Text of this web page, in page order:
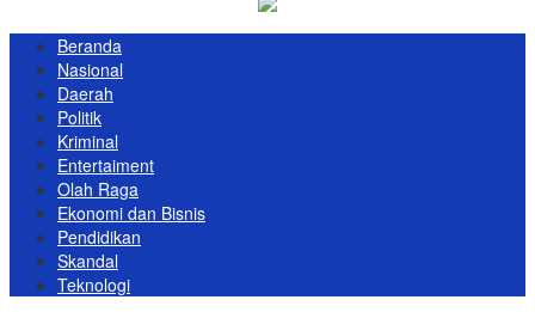
Beranda
Nasional
Daerah
Politik
Kriminal
Entertaiment
Olah Raga
Ekonomi dan Bisnis
Pendidikan
Skandal
Teknologi